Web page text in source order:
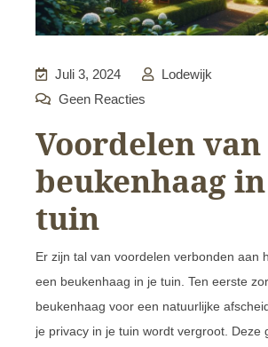
Juli 3, 2024
Lodewijk
Geen Reacties
Voordelen van
beukenhaag
tuin
Er zijn tal van voordelen verbonden aan
een beukenhaag in je tuin. Ten eerste
beukenhaag voor een natuurlijke
je privacy in je tuin wordt vergroot. Deze